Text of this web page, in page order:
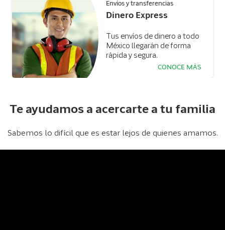
Envíos y transferencias
Dinero Express
Tus envíos de dinero a todo
México llegarán de forma
rápida y segura.
CONOCE MÁS
Te ayudamos a acercarte a tu familia
Sabemos lo difícil que es estar lejos de quienes amamos.